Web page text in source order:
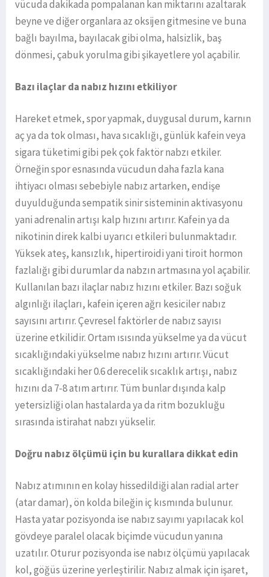
vücuda dakikada pompalanan kan miktarını azaltarak
beyne ve diğer organlara az oksijen gitmesine ve buna
bağlı bayılma, bayılacak gibi olma, halsizlik, baş
dönmesi, çabuk yorulma gibi şikayetlere yol açabilir.
Bazı ilaçlar da nabız hızını etkiliyor
Hareket etmek, spor yapmak, duygusal durum, karnın
aç ya da tok olması, hava sıcaklığı, günlük kafein veya
sigara tüketimi gibi pek çok faktör nabzı etkiler.
Örneğin spor esnasında vücudun daha fazla kana
ihtiyacı olması sebebiyle nabız artarken, endişe
duyulduğunda sempatik sinir sisteminin aktivasyonu
yani adrenalin artışı kalp hızını artırır. Kafein ya da
nikotinin direk kalbi uyarıcı etkileri bulunmaktadır.
Yüksek ateş, kansızlık, hipertiroidi yani tiroit hormon
fazlalığı gibi durumlar da nabzın artmasına yol açabilir.
Kullanılan bazı ilaçlar nabız hızını etkiler. Bazı soğuk
algınlığı ilaçları, kafein içeren ağrı kesiciler nabız
sayısını artırır. Çevresel faktörler de nabız sayısı
üzerine etkilidir. Ortam ısısında yükselme ya da vücut
sıcaklığındaki yükselme nabız hızını artırır. Vücut
sıcaklığındaki her 0.6 derecelik sıcaklık artışı, nabız
hızını da 7-8 atım artırır. Tüm bunlar dışında kalp
yetersizliği olan hastalarda ya da ritm bozukluğu
sırasında istirahat nabzı yükselir.
Doğru nabız ölçümü için bu kurallara dikkat edin
Nabız atımının en kolay hissedildiği alan radial arter
(atar damar), ön kolda bileğin iç kısmında bulunur.
Hasta yatar pozisyonda ise nabız sayımı yapılacak kol
gövdeye paralel olacak biçimde vücudun yanına
uzatılır. Oturur pozisyonda ise nabız ölçümü yapılacak
kol, göğüs üzerine yerleştirilir. Nabız almak için işaret,